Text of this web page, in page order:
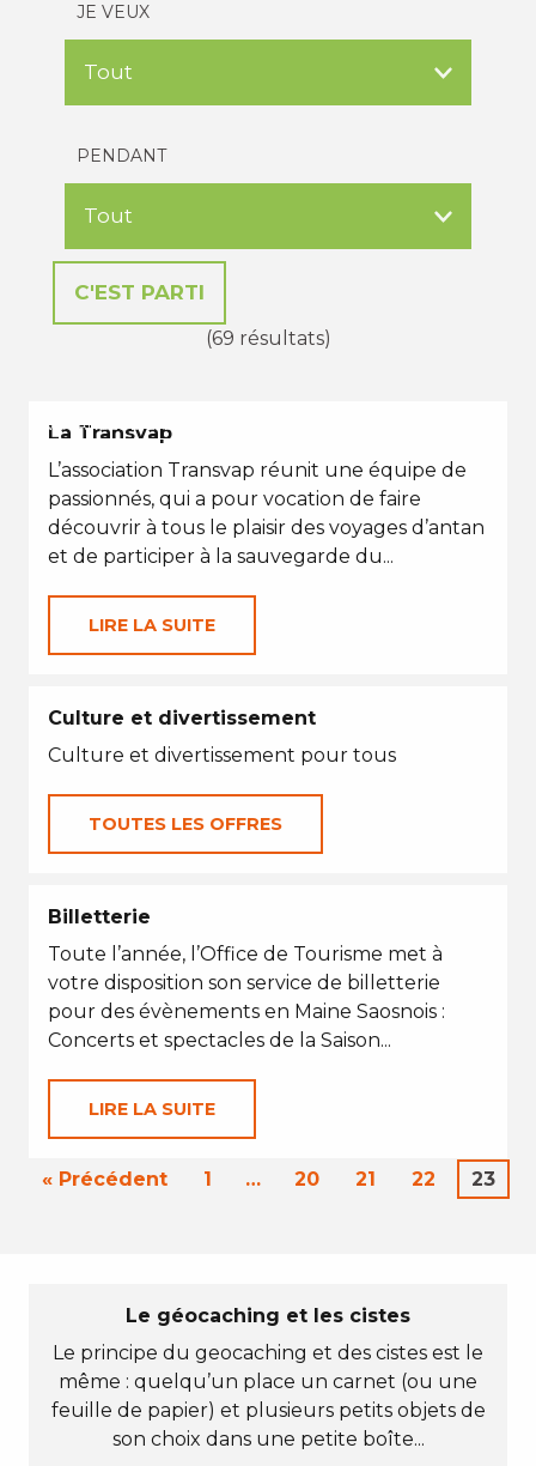
JE VEUX
PENDANT
(69 résultats)
VACANCES D'ÉTÉ
La Transvap
L’association Transvap réunit une équipe de
passionnés, qui a pour vocation de faire
découvrir à tous le plaisir des voyages d’antan
et de participer à la sauvegarde du...
LIRE LA SUITE
Culture et divertissement
Culture et divertissement pour tous
TOUTES LES OFFRES
Billetterie
Toute l’année, l’Office de Tourisme met à
votre disposition son service de billetterie
pour des évènements en Maine Saosnois :
Concerts et spectacles de la Saison...
LIRE LA SUITE
« Précédent 1 … 20 21 22 23
Le géocaching et les cistes
Le principe du geocaching et des cistes est le
même : quelqu’un place un carnet (ou une
feuille de papier) et plusieurs petits objets de
son choix dans une petite boîte...